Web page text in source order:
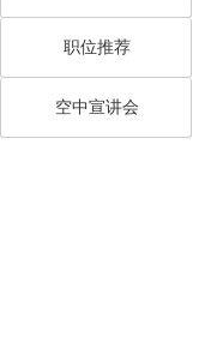
职位推荐
空中宣讲会